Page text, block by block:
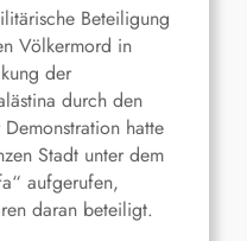
Beteiligung
Völkermord in
der
durch den
hatte
Stadt unter dem
aufgerufen,
daran beteiligt.